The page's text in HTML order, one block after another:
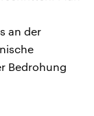
⁠an der
Bedrohung